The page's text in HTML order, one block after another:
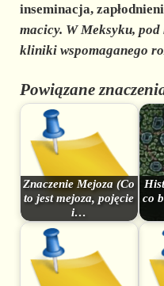
inseminacja,
macicy. W Meksyku,
kliniki wspomaganego
Powiązane
Znaczenie Mejoza (Co
to jest mejoza, pojęcie
i…
co